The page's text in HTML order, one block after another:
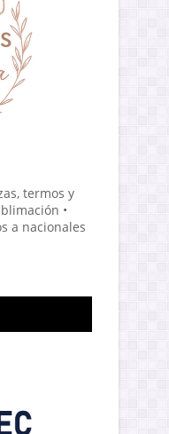
termos y
•
a nacionales